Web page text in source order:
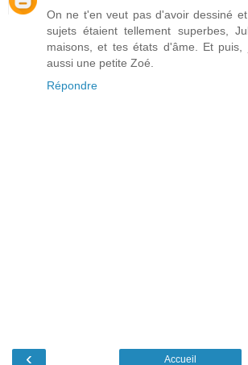
On ne t'en veut pas d'avoir dessiné
sujets étaient tellement superbes,
maisons, et tes états d'âme. Et
aussi une petite Zoé.
Répondre
‹ Accueil